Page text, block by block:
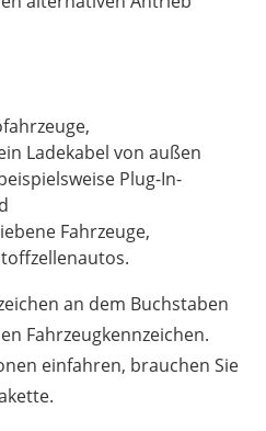
Ladekabel von außen
Plug-In-
Fahrzeuge,
an dem Buchstaben
Fahrzeugkennzeichen.
einfahren, brauchen Sie